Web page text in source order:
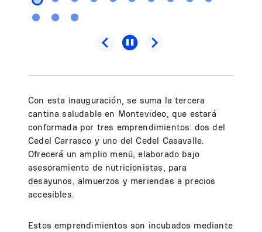
Con esta inauguración, se suma la tercera
cantina saludable en Montevideo, que estará
conformada por tres emprendimientos: dos del
Cedel Carrasco y uno del Cedel Casavalle.
Ofrecerá un amplio menú, elaborado bajo
asesoramiento de nutricionistas, para
desayunos, almuerzos y meriendas a precios
accesibles.
Estos emprendimientos son incubados mediante